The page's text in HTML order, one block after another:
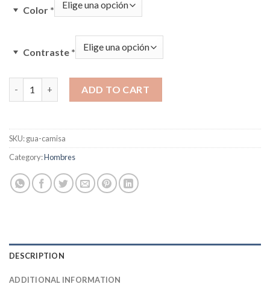
Color *
Contraste *
ADD TO CART
SKU:gua-camisa
Category:Hombres
DESCRIPTION
ADDITIONAL INFORMATION